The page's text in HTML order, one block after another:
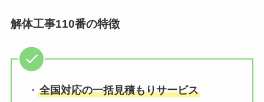
解体工事110番の特徴
・ 全国対応の一括見積もりサービス